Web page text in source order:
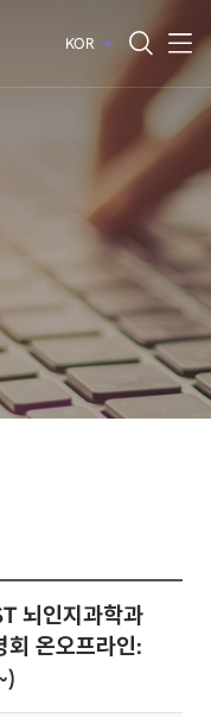
KOR
뇌인지과학과
회 온오프라인: